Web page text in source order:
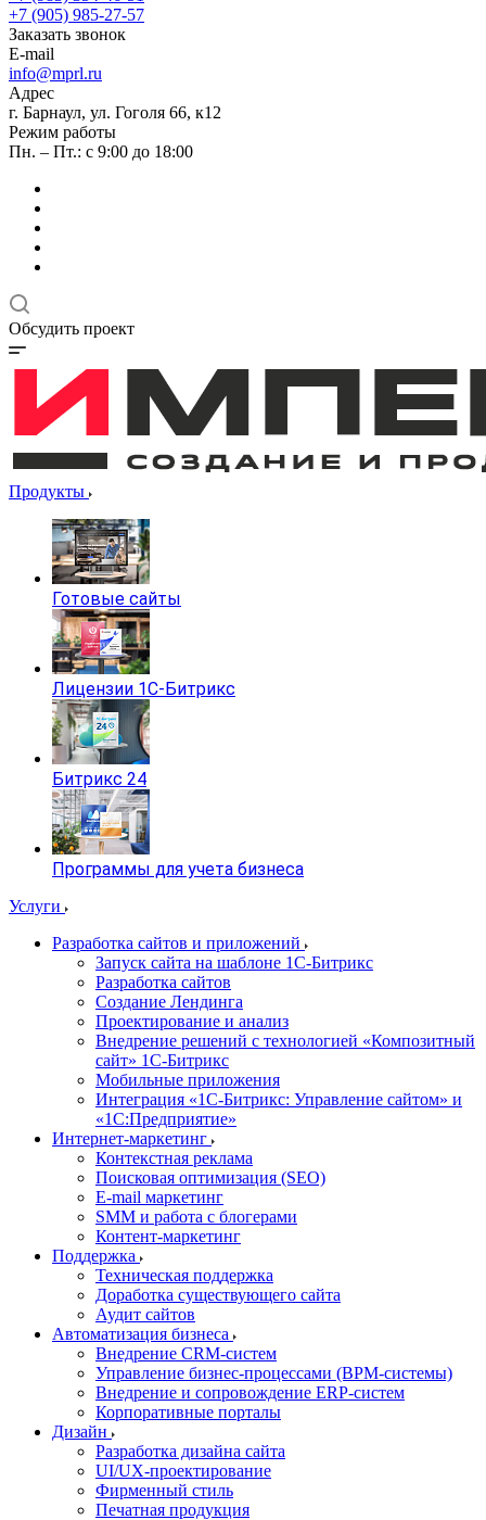
+7 (905) 985-27-57
Заказать звонок
E-mail
info@mprl.ru
Адрес
г. Барнаул, ул. Гоголя 66, к12
Режим работы
Пн. – Пт.: с 9:00 до 18:00
Обсудить проект
Продукты
Готовые сайты
Лицензии 1С-Битрикс
Битрикс 24
Программы для учета бизнеса
Услуги
Разработка сайтов и приложений
Запуск сайта на шаблоне 1С-Битрикс
Разработка сайтов
Создание Лендинга
Проектирование и анализ
Внедрение решений с технологией «Композитный
сайт» 1С-Битрикс
Мобильные приложения
Интеграция «1С-Битрикс: Управление сайтом» и
«1С:Предприятие»
Интернет-маркетинг
Контекстная реклама
Поисковая оптимизация (SEO)
E-mail маркетинг
SMM и работа с блогерами
Контент-маркетинг
Поддержка
Техническая поддержка
Доработка существующего сайта
Аудит сайтов
Автоматизация бизнеса
Внедрение CRM-систем
Управление бизнес-процессами (BPM-системы)
Внедрение и сопровождение ERP-систем
Корпоративные порталы
Дизайн
Разработка дизайна сайта
UI/UX-проектирование
Фирменный стиль
Печатная продукция